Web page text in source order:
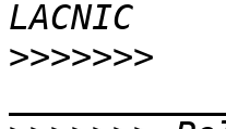
>>>>>>>